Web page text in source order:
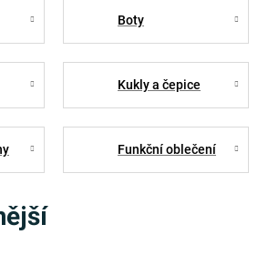
Boty
Kukly a čepice
Funkční oblečení